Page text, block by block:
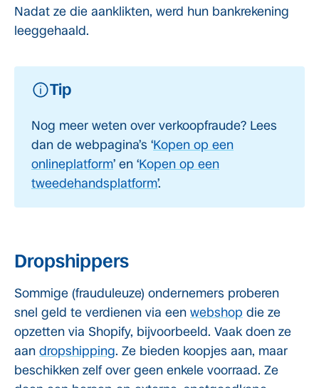
Nadat ze die aanklikten, werd hun bankrekening
leeggehaald.
Tip
Nog meer weten over verkoopfraude? Lees
dan de webpagina’s ‘Kopen op een
onlineplatform’ en ‘Kopen op een
tweedehandsplatform’.
Dropshippers
Sommige (frauduleuze) ondernemers proberen
snel geld te verdienen via een webshop die ze
opzetten via Shopify, bijvoorbeeld. Vaak doen ze
aan dropshipping. Ze bieden koopjes aan, maar
beschikken zelf over geen enkele voorraad. Ze